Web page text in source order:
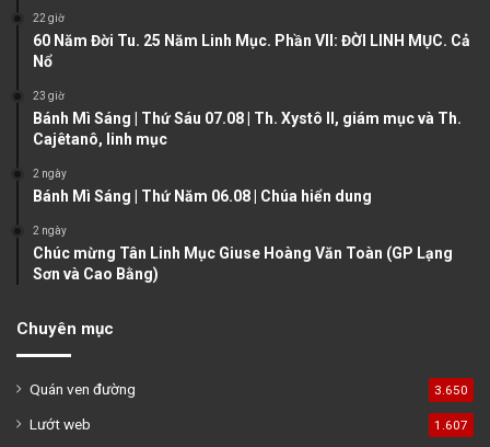
22 giờ
60 Năm Đời Tu. 25 Năm Linh Mục. Phần VII: ĐỜI LINH MỤC. Cả
Nổ
23 giờ
Bánh Mì Sáng | Thứ Sáu 07.08 | Th. Xystô II, giám mục và Th.
Cajêtanô, linh mục
2 ngày
Bánh Mì Sáng | Thứ Năm 06.08 | Chúa hiển dung
2 ngày
Chúc mừng Tân Linh Mục Giuse Hoàng Văn Toàn (GP Lạng
Sơn và Cao Bằng)
Chuyên mục
Quán ven đường 3.650
Lướt web 1.607